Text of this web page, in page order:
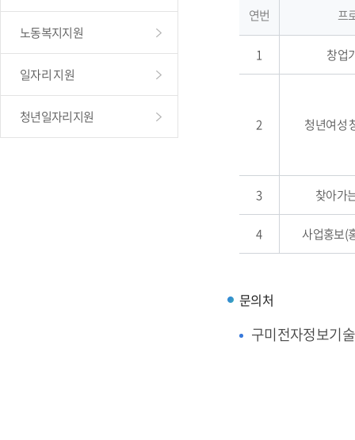
노동복지지원
일자리 지원
청년일자리지원
연번 프
1 창업
2 청년여성
3 찾아가
4 사업홍보(
문의처
구미전자정보기